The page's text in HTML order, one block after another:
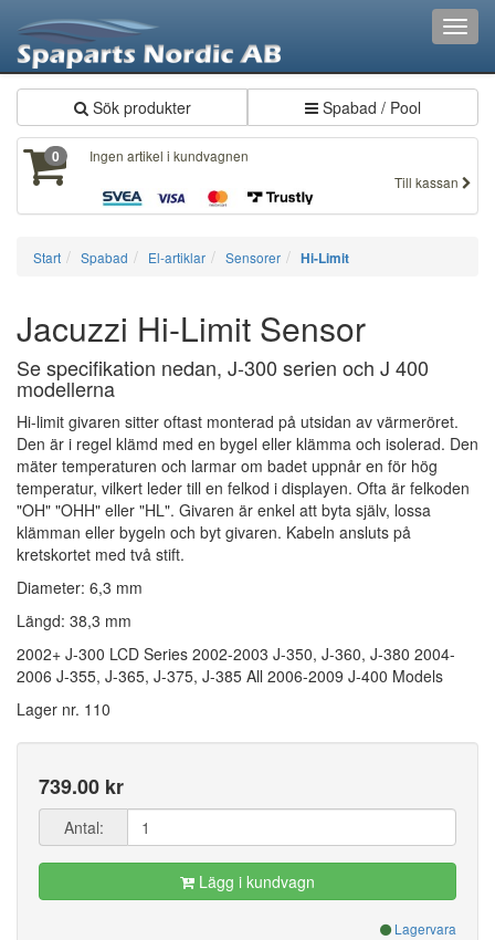
Sök produkter Spabad / Pool
0
Ingen artikel i kundvagnen
Till kassan
Start Spabad El-artiklar Sensorer Hi-Limit
Jacuzzi Hi-Limit Sensor
Se specifikation nedan, J-300 serien och J 400
modellerna
Hi-limit givaren sitter oftast monterad på utsidan av värmeröret.
Den är i regel klämd med en bygel eller klämma och isolerad. Den
mäter temperaturen och larmar om badet uppnår en för hög
temperatur, vilkert leder till en felkod i displayen. Ofta är felkoden
"OH" "OHH" eller "HL". Givaren är enkel att byta själv, lossa
klämman eller bygeln och byt givaren. Kabeln ansluts på
kretskortet med två stift.
Diameter: 6,3 mm
Längd: 38,3 mm
2002+ J-300 LCD Series 2002-2003 J-350, J-360, J-380 2004-
2006 J-355, J-365, J-375, J-385 All 2006-2009 J-400 Models
Lager nr. 110
739.00 kr
Antal:
Lägg i kundvagn
Lagervara